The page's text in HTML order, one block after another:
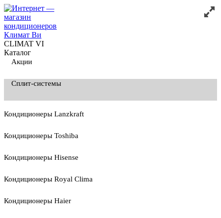
CLIMAT VI
Каталог
Акции
Сплит-системы
Кондиционеры Lanzkraft
Кондиционеры Toshiba
Кондиционеры Hisense
Кондиционеры Royal Clima
Кондиционеры Haier